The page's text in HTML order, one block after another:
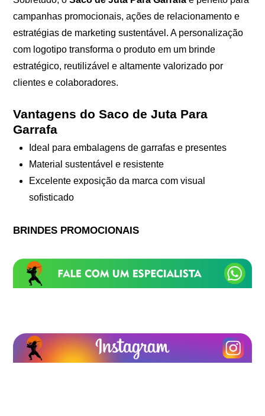
campanhas promocionais, ações de relacionamento e
estratégias de marketing sustentável. A personalização
com logotipo transforma o produto em um brinde
estratégico, reutilizável e altamente valorizado por
clientes e colaboradores.
Vantagens do Saco de Juta Para
Garrafa
Ideal para embalagens de garrafas e presentes
Material sustentável e resistente
Excelente exposição da marca com visual
sofisticado
BRINDES PROMOCIONAIS